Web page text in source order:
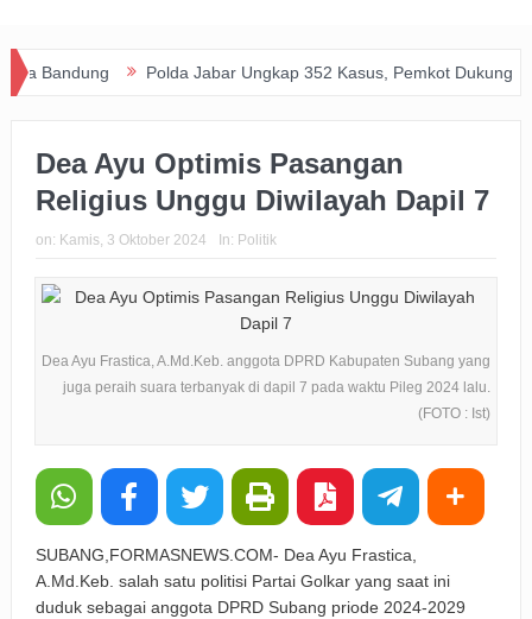
Polda Jabar Ungkap 352 Kasus, Pemkot Dukung Perang
Dea Ayu Optimis Pasangan
Religius Unggu Diwilayah Dapil 7
on: Kamis, 3 Oktober 2024 In: Politik
Dea Ayu Frastica, A.Md.Keb. anggota DPRD Kabupaten Subang yang
juga peraih suara terbanyak di dapil 7 pada waktu Pileg 2024 lalu.
(FOTO : Ist)
SUBANG,FORMASNEWS.COM- Dea Ayu Frastica,
A.Md.Keb. salah satu politisi Partai Golkar yang saat ini
duduk sebagai anggota DPRD Subang priode 2024-2029